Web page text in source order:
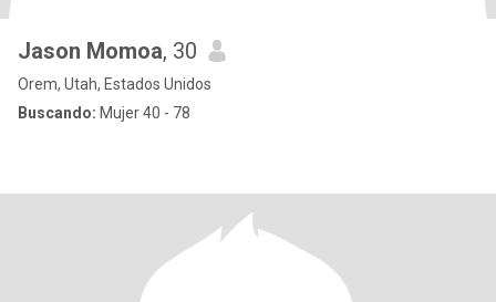
Jason Momoa, 30
Orem, Utah, Estados Unidos
Buscando: Mujer 40 - 78